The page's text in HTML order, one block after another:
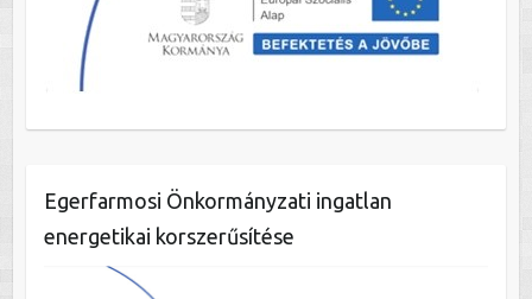
Egerfarmosi Önkormányzati ingatlan
energetikai korszerűsítése